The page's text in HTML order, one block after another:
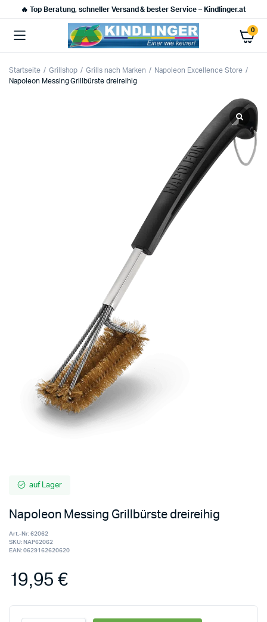
🔥 Top Beratung, schneller Versand & bester Service – Kindlinger.at
0
Startseite Grillshop Grills nach Marken
Napoleon Excellence Store
Napoleon Messing Grillbürste dreireihig
auf Lager
Napoleon Messing Grillbürste dreireihig
Art.-Nr:62062
SKU: NAP62062
EAN:0629162620620
19,95€